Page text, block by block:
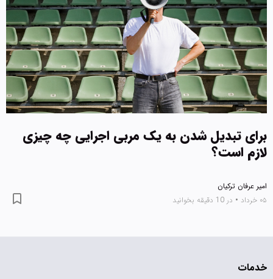
برای تبدیل شدن به یک مربی اجرایی چه چیزی
لازم است؟
امیر عرفان ترکیان
۰۵ خرداد
• در 10 دقیقه بخوانید
خدمات